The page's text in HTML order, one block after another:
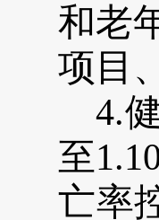
和老
项目
4.
至
亡率